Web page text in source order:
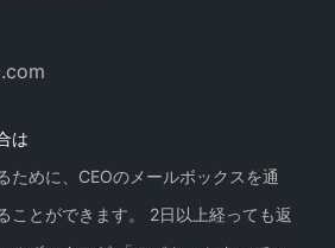
は
ために、CEOのメールボックスを通
ことができます。 2日以上経っても返